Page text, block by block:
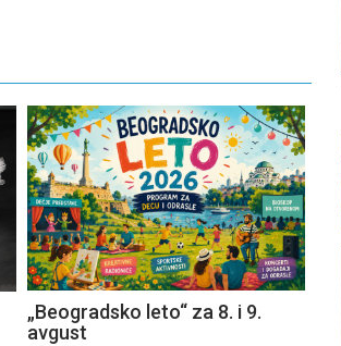
„Beogradsko leto“ za 8. i 9.
avgust